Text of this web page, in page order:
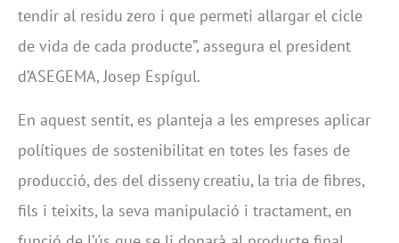
tendir al residu zero i que permeti allargar el cicle
de vida de cada producte”, assegura el president
d’ASEGEMA, Josep Espígul.
En aquest sentit, es planteja a les empreses aplicar
polítiques de sostenibilitat en totes les fases de
producció, des del disseny creatiu, la tria de fibres,
fils i teixits, la seva manipulació i tractament, en